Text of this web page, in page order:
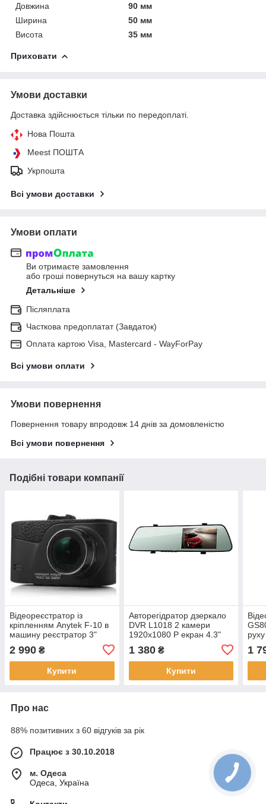
Довжина
90 мм
Ширина
50 мм
Висота
35 мм
Приховати
Умови доставки
Доставка здійснюється тільки по передоплаті.
Нова Пошта
Meest ПОШТА
Укрпошта
Всі умови доставки
Умови оплати
Ви отримаєте замовлення
або гроші повернуться на вашу картку
Детальніше
Післяплата
Часткова предоплатат (Завдаток)
Оплата картою Visa, Mastercard - WayForPay
Всі умови оплати
Умови повернення
Повернення товару впродовж 14 днів за домовленістю
Всі умови повернення
Подібні товари компанії
Відеореєстратор із
кріпленням Anytek F-10 в
машину реєстратор 3"
автореєстратор 1 камера
2 990 ₴
Купити
Авторегідратор дзеркало
DVR L1018 2 камери
1920x1080 P екран 4.3"
1 380₴
Купити
1
Про нас
88% позитивних з 60 відгуків за рік
Працює з 30.10.2018
м. Одеса
Одеса, Україна